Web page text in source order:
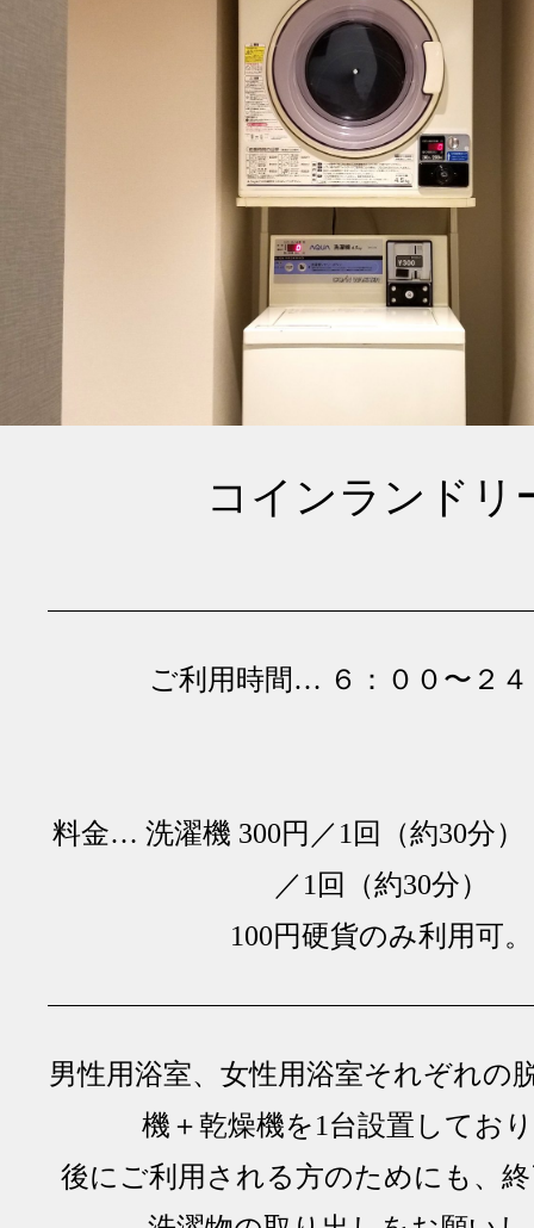
コインランドリ
ご利用時間… ６：００〜２４
料金… 洗濯機 300円／1回（約30分
／1回（約30分）
100円硬貨のみ利用可。
男性用浴室、女性用浴室それぞれの
機＋乾燥機を1台設置してお
後にご利用される方のためにも、